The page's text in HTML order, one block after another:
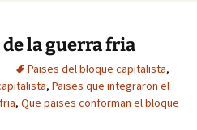
la guerra fria
Paises del bloque capitalista,
, Paises que integraron el
, Que paises conforman el bloque